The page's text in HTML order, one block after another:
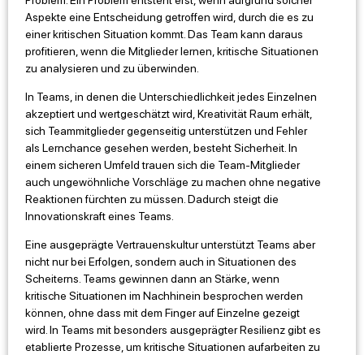
Aspekte eine Entscheidung getroffen wird, durch die es zu
einer kritischen Situation kommt. Das Team kann daraus
profitieren, wenn die Mitglieder lernen, kritische Situationen
zu analysieren und zu überwinden.
In Teams, in denen die Unterschiedlichkeit jedes Einzelnen
akzeptiert und wertgeschätzt wird, Kreativität Raum erhält,
sich Teammitglieder gegenseitig unterstützen und Fehler
als Lernchance gesehen werden, besteht Sicherheit. In
einem sicheren Umfeld trauen sich die Team-Mitglieder
auch ungewöhnliche Vorschläge zu machen ohne negative
Reaktionen fürchten zu müssen. Dadurch steigt die
Innovationskraft eines Teams.
Eine ausgeprägte Vertrauenskultur unterstützt Teams aber
nicht nur bei Erfolgen, sondern auch in Situationen des
Scheiterns. Teams gewinnen dann an Stärke, wenn
kritische Situationen im Nachhinein besprochen werden
können, ohne dass mit dem Finger auf Einzelne gezeigt
wird. In Teams mit besonders ausgeprägter Resilienz gibt es
etablierte Prozesse, um kritische Situationen aufarbeiten zu